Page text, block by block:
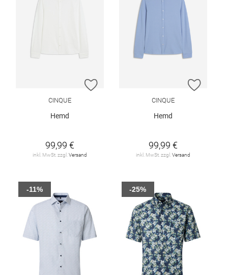
ZUR WUNSCHLISTE HINZUFÜGEN
CINQUE
Hemd
99,99 €
inkl. MwSt. zzgl. Versand
ZUR
CINQUE
Hemd
99,99 €
inkl. MwSt. zzgl. Versand
-11% -25%